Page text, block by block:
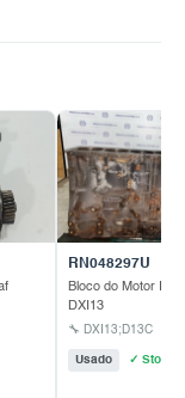
RN048297U
Bloco do Motor
DXI13
🔧 DXI13;D13C
Usado ✓ Stock